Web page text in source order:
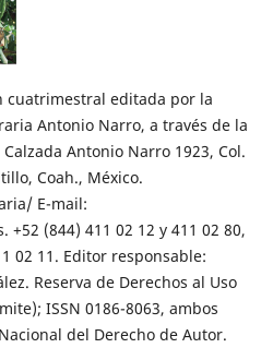
cuatrimestral editada por la
Antonio Narro, a través de la
Antonio Narro 1923, Col.
Coah., México.
E-mail:
+52 (844) 411 02 12 y 411 02 80,
02 11. Editor responsable:
Reserva de Derechos al Uso
ISSN 0186-8063, ambos
del Derecho de Autor.